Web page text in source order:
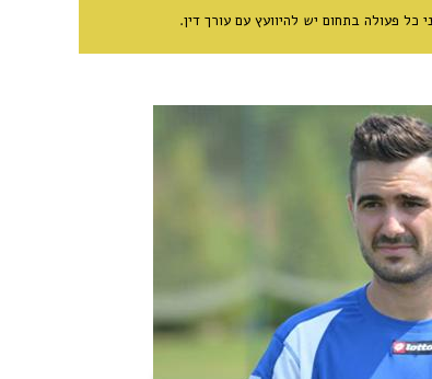
כל פעולה בתחום יש להיוועץ עם עורך דין.